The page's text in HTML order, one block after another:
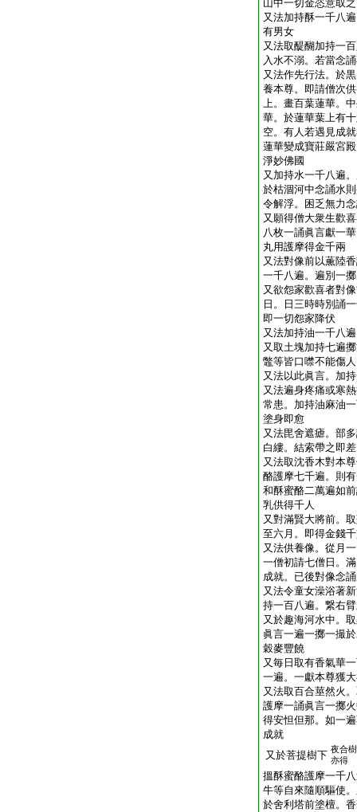
山中一切金恣意取之
又法加持酥一千八
有男女
又法取醍醐加持一
入水不溺。若當念
又法作先行法。於
養本尊。即請僧次
上。畫百葉蓮華。
華。於蓮華葉上有
空。有人若遇見成
蓮華變成寶莊嚴宮
淨妙佛國
又加持水一千八遍
於枯涸河中念誦水
令解浮。困乏無力
又願得僧大衆生歡
八枚一誦眞言獻一
丸用護摩得金千兩
又法對像前以薫陸
一千八遍。遍別一
又欲怨家歡喜者對
日。日三時時別誦
即一切怨家降伏
又法加持油一千八
又取土塊加持七遍
鼈等皆口噤不能傷人
又法以此眞言。加
又法遍身疼痛或寒
常患。加持油麻油
塗身即愈
又法毘舍遮瘧。部
白縷。結索帶之即差
又法取沈香木對本
酪護摩七千遍。則
和酥蜜酪二萬遍如
乳供得千人
又對滿賢大將前。
至六月。即得金錢
又法供養像。從月
一僧初請七僧日。
成就。已後對像念
又法令童女澡浴著
持一百八遍。繋右
又於趣海河水中。
眞言一遍一擲一撮
穀麥豐饒
又毎日取有香氣華
一遍。一獻本尊獲
又法取百合莖然火
護摩一誦眞言一擲
得安怛但那。如一
成就
又於菩提樹下 夜合樹
亦得
搵酥蜜酪護摩一千
牛等自來隨順驅使
於舍利塔前塗檀。